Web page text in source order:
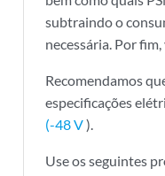
subtraindo o
necessária. Por
Recomendamos
especificações
(-48 V).
Use os seguintes